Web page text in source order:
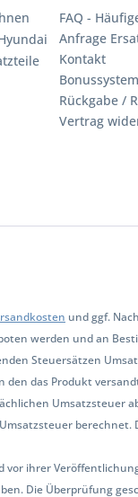
FAQ -
Anfrage
Kontakt
Bonussystem
Rückgabe /
Vertrag
und ggf.
werden und an
Steuersätzen
das Produkt
Umsatzsteuer
vor ihrer
Die Überprüfung